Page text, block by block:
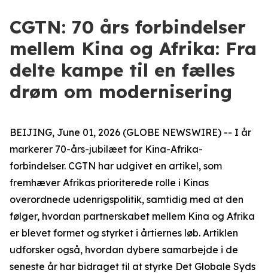
CGTN: 70 års forbindelser
mellem Kina og Afrika: Fra
delte kampe til en fælles
drøm om modernisering
BEIJING, June 01, 2026 (GLOBE NEWSWIRE) -- I år
markerer 70-års-jubilæet for Kina-Afrika-
forbindelser. CGTN har udgivet en artikel, som
fremhæver Afrikas prioriterede rolle i Kinas
overordnede udenrigspolitik, samtidig med at den
følger, hvordan partnerskabet mellem Kina og Afrika
er blevet formet og styrket i årtiernes løb. Artiklen
udforsker også, hvordan dybere samarbejde i de
seneste år har bidraget til at styrke Det Globale Syds